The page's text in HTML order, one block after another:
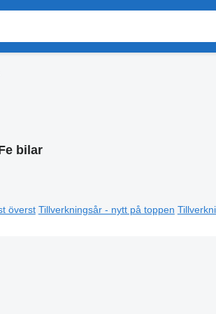
bilar
överst Tillverkningsår - nytt på toppen